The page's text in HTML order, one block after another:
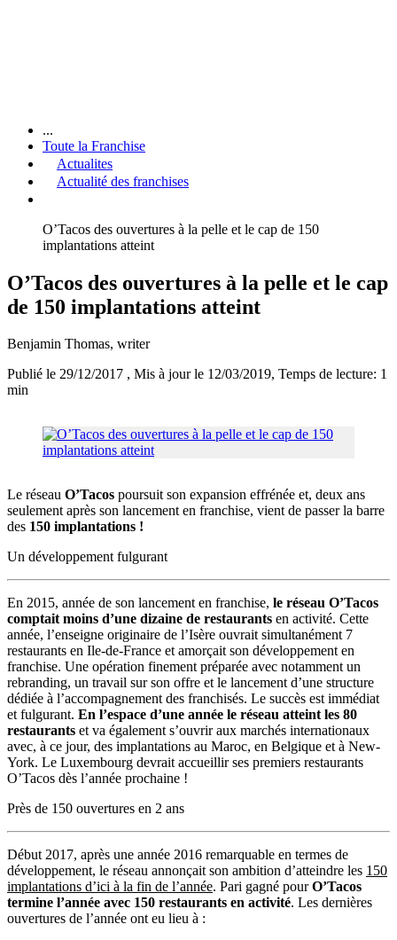
...
Toute la Franchise
Actualites
Actualité des franchises
O’Tacos des ouvertures à la pelle et le cap de 150
implantations atteint
O’Tacos des ouvertures à la pelle et le cap
de 150 implantations atteint
Benjamin Thomas, writer
Publié le 29/12/2017 , Mis à jour le 12/03/2019, Temps de lecture: 1
min
Le réseau O’Tacos poursuit son expansion effrénée et, deux ans
seulement après son lancement en franchise, vient de passer la barre
des 150 implantations !
Un développement fulgurant
En 2015, année de son lancement en franchise, le réseau O’Tacos
comptait moins d’une dizaine de restaurants en activité. Cette
année, l’enseigne originaire de l’Isère ouvrait simultanément 7
restaurants en Ile-de-France et amorçait son développement en
franchise. Une opération finement préparée avec notamment un
rebranding, un travail sur son offre et le lancement d’une structure
dédiée à l’accompagnement des franchisés. Le succès est immédiat
et fulgurant. En l’espace d’une année le réseau atteint les 80
restaurants et va également s’ouvrir aux marchés internationaux
avec, à ce jour, des implantations au Maroc, en Belgique et à New-
York. Le Luxembourg devrait accueillir ses premiers restaurants
O’Tacos dès l’année prochaine !
Près de 150 ouvertures en 2 ans
Début 2017, après une année 2016 remarquable en termes de
développement, le réseau annonçait son ambition d’atteindre les 150
implantations d’ici à la fin de l’année. Pari gagné pourO’Tacos
termine l’année avec 150 restaurants en activité. Les dernières
ouvertures de l’année ont eu lieu à :